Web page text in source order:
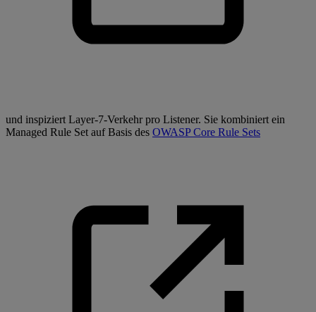
und inspiziert Layer-7-Verkehr pro Listener. Sie kombiniert ein
Managed Rule Set auf Basis des OWASP Core Rule Sets